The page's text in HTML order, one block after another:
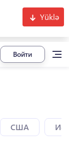
Yüklə
Войти
США